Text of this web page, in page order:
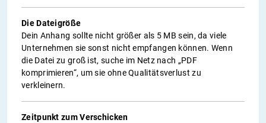
Die Dateigröße
Dein Anhang sollte nicht größer als 5 MB sein, da viele
Unternehmen sie sonst nicht empfangen können. Wenn
die Datei zu groß ist, suche im Netz nach „PDF
komprimieren“, um sie ohne Qualitätsverlust zu
verkleinern.
Zeitpunkt zum Verschicken